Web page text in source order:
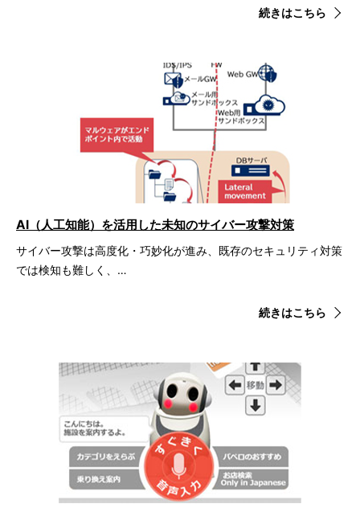
続きはこちら
サイバー攻撃は高度化・巧妙化が進み、既存のセキュリティ対策
では検知も難しく、…
続きはこちら
AI（人工知能）を活用した未知のサイバー攻撃対策